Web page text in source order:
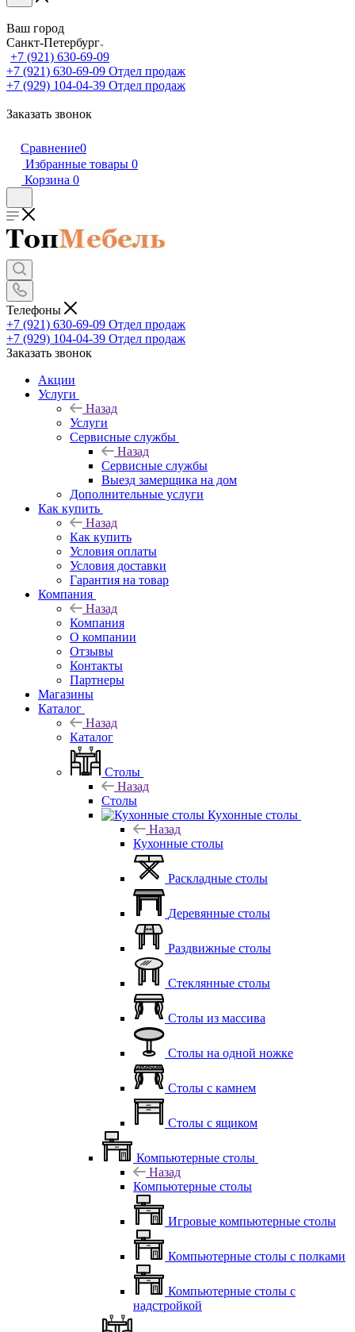
Ваш город
Санкт-Петербург
+7 (921) 630-69-09
+7 (921) 630-69-09 Отдел продаж
+7 (929) 104-04-39 Отдел продаж
Заказать звонок
Сравнение0
Избранные товары 0
Корзина 0
Телефоны
+7 (921) 630-69-09 Отдел продаж
+7 (929) 104-04-39 Отдел продаж
Заказать звонок
Акции
Услуги
Назад
Услуги
Сервисные службы
Назад
Сервисные службы
Выезд замерщика на дом
Дополнительные услуги
Как купить
Назад
Как купить
Условия оплаты
Условия доставки
Гарантия на товар
Компания
Назад
Компания
О компании
Отзывы
Контакты
Партнеры
Магазины
Каталог
Назад
Каталог
Столы
Назад
Столы
Кухонные столы
Назад
Кухонные столы
Раскладные столы
Деревянные столы
Раздвижные столы
Стеклянные столы
Столы из массива
Столы на одной ножке
Столы с камнем
Столы с ящиком
Компьютерные столы
Назад
Компьютерные столы
Игровые компьютерные столы
Компьютерные столы с полками
Компьютерные столы с
надстройкой